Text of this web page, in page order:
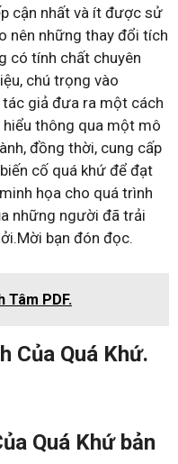
cận nhất và ít được sử
nên những thay đổi tích
có tính chất chuyên
chú trọng vào
tác giả đưa ra một cách
thông qua một mô
đồng thời, cung cấp
cố quá khứ để đạt
họa cho quá trình
những người đã trải
bạn đón đọc.
Tâm PDF.
Của Quá Khứ.
Quá Khứ bản